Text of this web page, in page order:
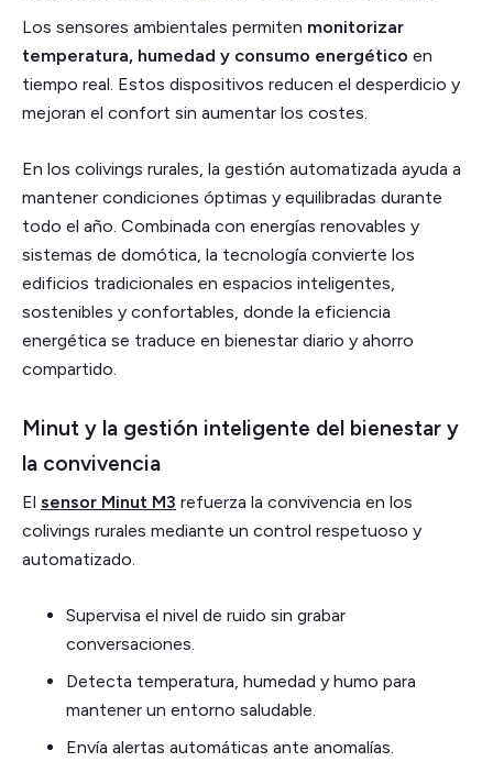
Los sensores ambientales permiten monitorizar
temperatura, humedad y consumo energético en
tiempo real. Estos dispositivos reducen el desperdicio y
mejoran el confort sin aumentar los costes.
En los colivings rurales, la gestión automatizada ayuda a
mantener condiciones óptimas y equilibradas durante
todo el año. Combinada con energías renovables y
sistemas de domótica, la tecnología convierte los
edificios tradicionales en espacios inteligentes,
sostenibles y confortables, donde la eficiencia
energética se traduce en bienestar diario y ahorro
compartido.
Minut y la gestión inteligente del bienestar y
la convivencia
El sensor Minut M3 refuerza la convivencia en los
colivings rurales mediante un control respetuoso y
automatizado.
Supervisa el nivel de ruido sin grabar
conversaciones.
Detecta temperatura, humedad y humo para
mantener un entorno saludable.
Envía alertas automáticas ante anomalías.